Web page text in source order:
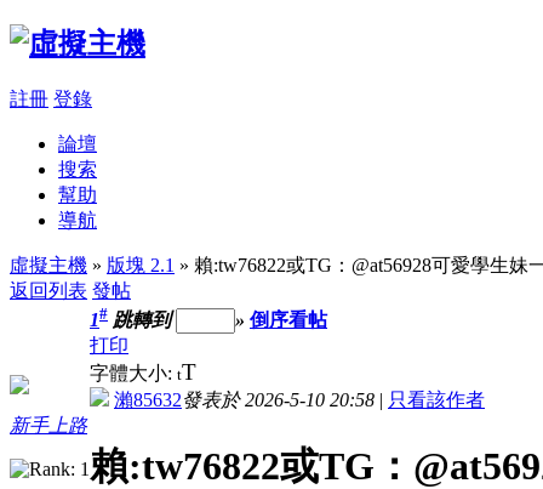
註冊 登錄
論壇
搜索
幫助
導航
虛擬主機 » 版塊 2.1 » 賴:tw76822或TG：@at56928可愛學生妹
返回列表 發帖
新手上路
1# 跳轉到 » 倒序看帖
打印
字體大小: tT
瀨85632發表於 2026-5-10 20:58 | 只看該作者
賴:tw76822或TG：